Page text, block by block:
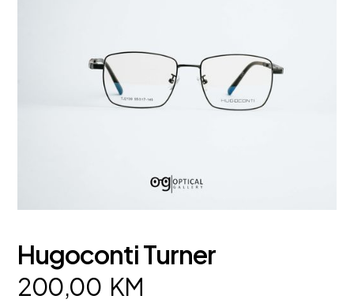
Hugoconti Turner
200,00 KM